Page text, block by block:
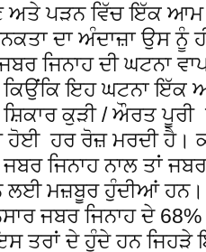
ਅਤੇ ਪੜਨ ਵਿੱਚ ਇੱਕ ਆਮ
ਦਾ ਅੰਦਾਜ਼ਾ ਉਸ ਨੂੰ
ਜਿਨਾਹ ਦੀ ਘਟਨਾ
ਕਿਉਂਕਿ ਇਹ ਘਟਨਾ ਇੱਕ
ਕੁੜੀ / ਔਰਤ
ਹੋਈ ਹਰ ਰੋਜ਼ ਮਰਦੀ ਹੈ।
ਜਿਨਾਹ ਨਾਲ ਤਾਂ
ਲਈ ਮਜ਼ਬੂਰ ਹੁੰਦੀਆਂ
ਜਬਰ ਜਿਨਾਹ ਦੇ 68%
ਤਰਾਂ ਦੇ ਹੁੰਦੇ ਹਨ ਜਿਹੜੇ